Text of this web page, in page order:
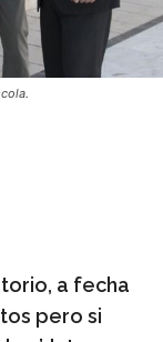
a fecha
pero si